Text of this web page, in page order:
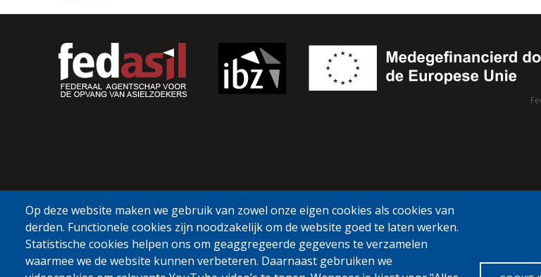
Op deze website maken we gebruik van zowel onze eigen cookies als cookies van
derden. Functionele cookies zijn noodzakelijk om de website goed te laten werken.
Statistische cookies helpen ons om geaggregeerde gegevens te verzamelen
waarmee we de website kunnen verbeteren. Daarnaast gebruiken we